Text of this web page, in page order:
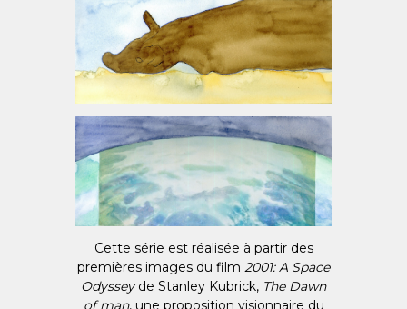
Cette série est réalisée à partir des
premières images du film 2001: A Space
Odysseyde Stanley Kubrick, The Dawn
of man, une proposition visionnaire du